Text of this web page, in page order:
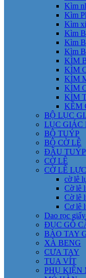
Kìm
Kìm
Kìm
Kìm
Kìm
Kìm
KÌM
KÌM
KÌM
KÌM
KÌM
KỀM
BỘ LỤC
LỤC GIÁC
BỘ TUÝP
BỘ CỜ LÊ
ĐẦU TUÝP
CỜ LÊ
CỜ LÊ LỰC
cờ lê
Cờ lê
Cờ lê
Cơ lê
Dao rọc
ĐỤC GỖ
BÀO TAY
XÀ BENG
CƯA TAY
TUA VÍT
PHỤ KIỆN